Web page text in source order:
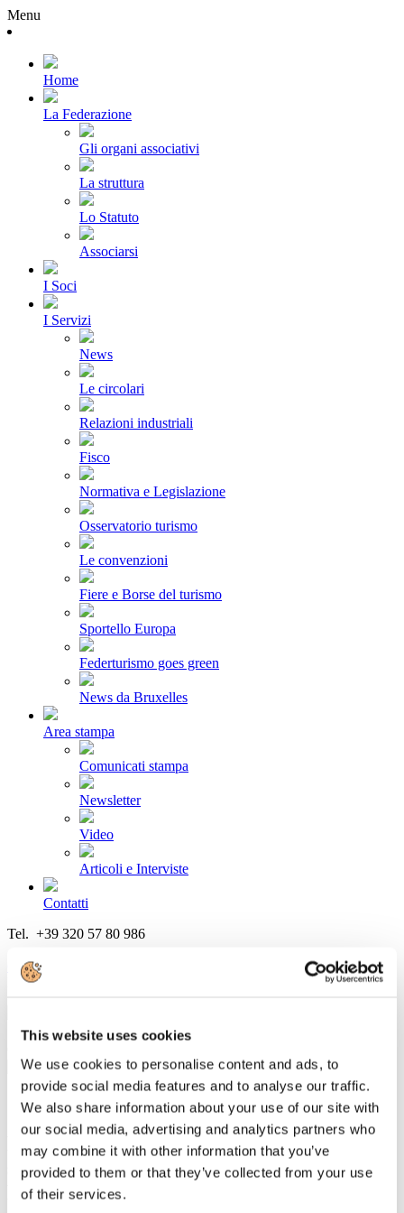
This website uses cookies
We use cookies to personalise content and ads, to
provide social media features and to analyse our traffic.
We also share information about your use of our site with
our social media, advertising and analytics partners who
may combine it with other information that you’ve
provided to them or that they’ve collected from your use
of their services.
Menu
Home
La Federazione
Gli organi associativi
La struttura
Lo Statuto
Associarsi
I Soci
I Servizi
News
Le circolari
Relazioni industriali
Fisco
Normativa e Legislazione
Osservatorio turismo
Le convenzioni
Fiere e Borse del turismo
Sportello Europa
Federturismo goes green
News da Bruxelles
Area stampa
Comunicati stampa
Newsletter
Video
Articoli e Interviste
Contatti
Tel. +39 320 57 80 986
Come aderire
Login
FEDERTURISMO: crescono del 3,2% gli
stranieri che scelgono l'Italia per queste
Festività